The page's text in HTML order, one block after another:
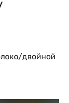
двойной